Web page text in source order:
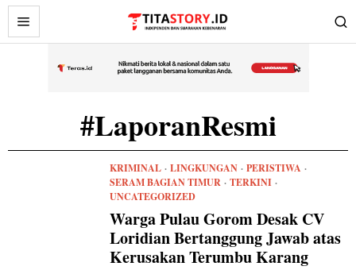
#LaporanResmi
KRIMINAL · LINGKUNGAN · PERISTIWA ·
SERAM BAGIAN TIMUR · TERKINI ·
UNCATEGORIZED
Warga Pulau Gorom Desak CV
Loridian Bertanggung Jawab atas
Kerusakan Terumbu Karang